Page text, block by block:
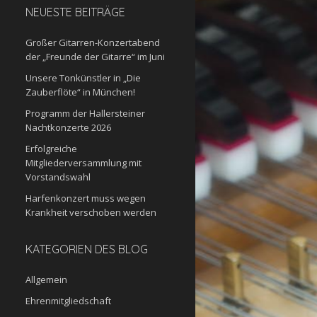
NEUESTE BEITRÄGE
Großer Gitarren-Konzertabend
der „Freunde der Gitarre“ im Juni
Unsere Tonkünstler in „Die
Zauberflöte“ in München!
Programm der Hallersteiner
Nachtkonzerte 2026
Erfolgreiche
Mitgliederversammlung mit
Vorstandswahl
Harfenkonzert muss wegen
Krankheit verschoben werden
KATEGORIEN DES BLOG
Allgemein
Ehrenmitgliedschaft